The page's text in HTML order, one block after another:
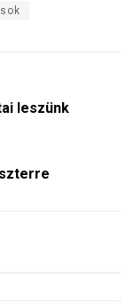
leszünk